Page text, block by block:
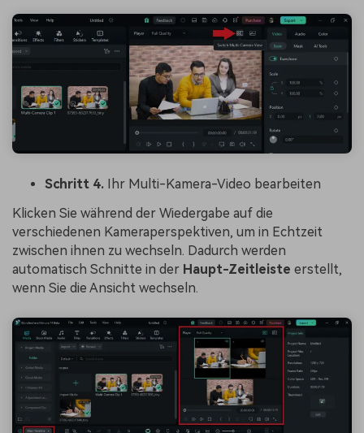
Schritt 4. Ihr Multi-Kamera-Video bearbeiten
Klicken Sie während der Wiedergabe auf die
verschiedenen Kameraperspektiven, um in Echtzeit
zwischen ihnen zu wechseln. Dadurch werden
automatisch Schnitte in der Haupt-Zeitleiste erstellt,
wenn Sie die Ansicht wechseln.